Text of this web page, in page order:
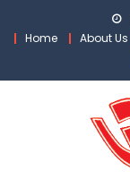
Home
About Us